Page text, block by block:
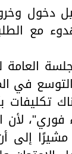
دخول
مع
في
فوري"،
إلى